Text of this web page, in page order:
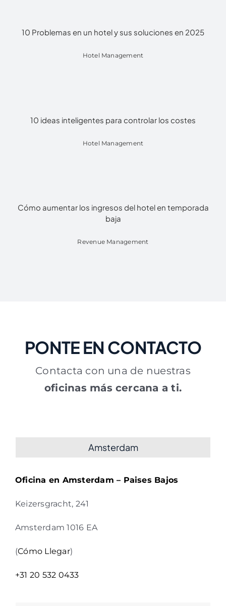
10 Problemas en un hotel y sus soluciones en 2025
Hotel Management
10 ideas inteligentes para controlar los costes
Hotel Management
Cómo aumentar los ingresos del hotel en temporada
baja
Revenue Management
PONTE EN CONTACTO
Contacta con una de nuestras
oficinas más cercana a ti.
Amsterdam
Oficina en Amsterdam – Paises Bajos
Keizersgracht, 241
Amsterdam 1016 EA
(Cómo Llegar)
+31 20 532 0433